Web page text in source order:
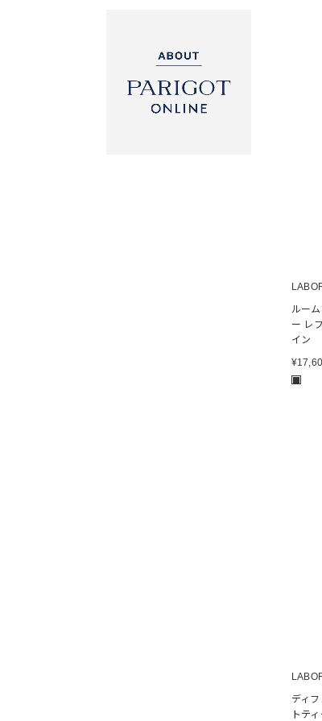
ルー
ー レ
イン
¥
■
ディ
トテ